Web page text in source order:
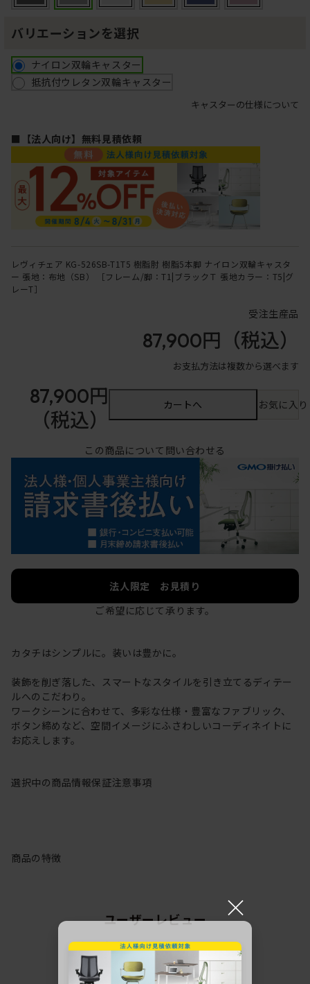
バリエーションを選択
ナイロン双輪キャスター
抵抗付ウレタン双輪キャスター
キャスターの仕様について
■【法人向け】無料見積依頼
レヴィチェア KG-526SB-T1T5 樹脂肘 樹脂5本脚 ナイロン双輪キャスタ
ー 張地：布地（SB） ［フレーム/脚：T1|ブラックＴ 張地カラー：T5|グ
レーT］
受注生産品
87,900円 （税込）
お支払方法は複数から選べます
87,900円
（税込）
カートへ お気に入
この商品について問い合わせる
法人限定 お見積り
ご希望に応じて承ります。
カタチはシンプルに。装いは豊かに。
装飾を削ぎ落した、スマートなスタイルを引き立てるディテー
ルへのこだわり。
ワークシーンに合わせて、多彩な仕様・豊富なファブリック、
ボタン締めなど、空間イメージにふさわしいコーディネイトに
お応えします。
選択中の商品情報保証注意事項
商品の特徴
ユーザーレビュー
この商品のレビュー
1 件のレビューが投稿されています
×